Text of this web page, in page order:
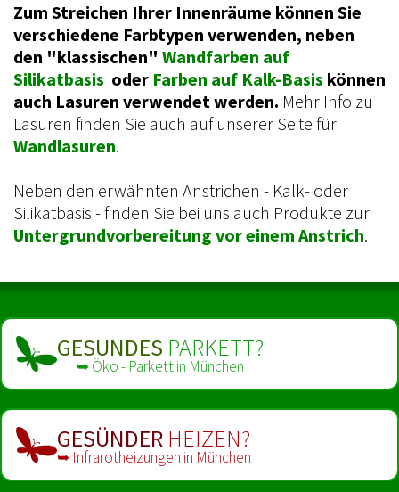
Zum Streichen Ihrer Innenräume können Sie
verschiedene Farbtypen verwenden, neben
den "klassischen" Wandfarben auf
Silikatbasis oder Farben auf Kalk-Basis können
auch Lasuren verwendet werden. Mehr Info zu
Lasuren finden Sie auch auf unserer Seite für
Wandlasuren.
Neben den erwähnten Anstrichen - Kalk- oder
Silikatbasis - finden Sie bei uns auch Produkte zur
Untergrundvorbereitung vor einem Anstrich.
GESUNDES PARKETT?
➥ Öko - Parkett in München
GESÜNDER HEIZEN?
➥ Infrarot­heizungen in München